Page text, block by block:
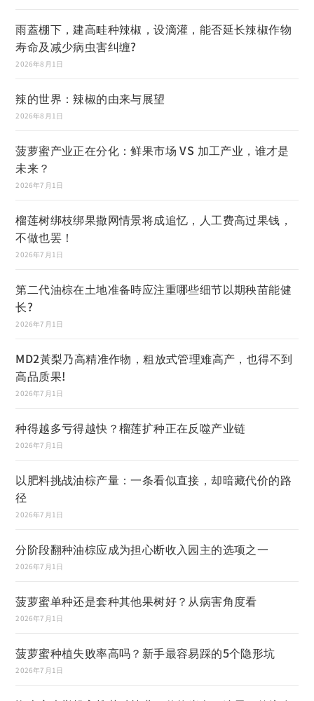
雨蓋棚下，建高畦种辣椒，设滴灌，能否延长辣椒作物
寿命及减少病虫害纠缠?
2026年8月1日
辣的世界：辣椒的由来与展望
2026年8月1日
菠萝蜜产业正在分化：鲜果市场 VS 加工产业，谁才是
未来？
2026年7月1日
榴莲树绑枝绑果撒网情景将成追忆，人工费高过果钱，
不做也罢！
2026年7月1日
第二代油棕在土地准备時应注重哪些细节以期秧苗能健
长?
2026年7月1日
MD2黃梨乃高精准作物，粗放式管理难高产，也得不到
高品质果!
2026年7月1日
种得越多亏得越快？榴莲扩种正在反噬产业链
2026年7月1日
以肥料挑战油棕产量：一条看似直接，却暗藏代价的路
径
2026年7月1日
分阶段翻种油棕应成为担心断收入园主的选项之一
2026年7月1日
菠萝蜜单种还是套种其他果树好？从病害角度看
2026年7月1日
菠萝蜜种植失败率高吗？新手最容易踩的5个隐形坑
2026年7月1日